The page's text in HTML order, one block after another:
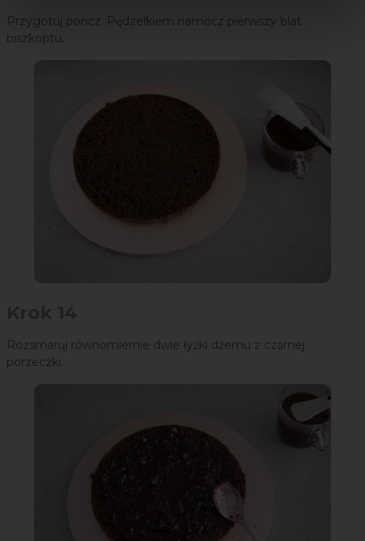
Przygotuj poncz. Pędzelkiem namocz pierwszy blat
biszkoptu.
Rozsmaruj równomiernie dwie łyżki dżemu z czarnej
porzeczki.